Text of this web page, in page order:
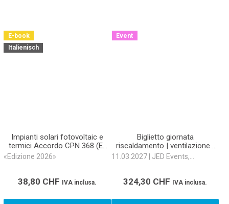
E-book
Italienisch
Impianti solari fotovoltaic e
termici Accordo CPN 368 (E-
Book)
«Edizione 2026»
38,80 CHF IVA inclusa.
Event
Biglietto giornata
riscaldamento | ventilazione |
climatizzazione 2027
11.03.2027 | JED Events,
324,30 CHF IVA inclusa.